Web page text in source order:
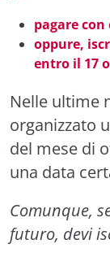
pagare
oppure,
entro il 17
Nelle ultime
organizzato
del mese di
una data
Comunque,
futuro, devi